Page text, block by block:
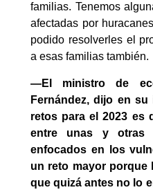
familias. Tenemos
afectadas por
podido resolverles el
a esas familias también.
—El ministro de
Fernández, dijo en
retos para el 2023 es
entre unas y otras
enfocados en los
un reto mayor porque
que quizá antes no lo